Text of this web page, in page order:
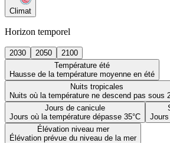
Climat
Horizon temporel
2030 2050
2100
Température été
Hausse de la température moyenne en été
Nuits tropicales
Nuits où la température ne descend pas sous
Jours de canicule
Jours où la température dépasse 35°C
Élévation niveau mer
Élévation prévue du niveau de la mer